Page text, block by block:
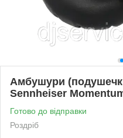
Амбушури
Sennheiser
Готово до відправки
Роздріб